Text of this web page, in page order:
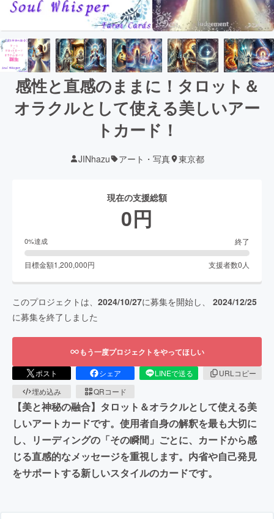
感性と直感のままに！タロット＆
オラクルとして使える美しいアー
トカード！
JINhazu アート・写真 東京都
現在の支援総額
0円
0%達成 終了
目標金額1,200,000円 支援者数0 人
このプロジェクトは、 2024/10/27に募集を開始し、 2024/12/25
に募集を終了しました
もう一度プロジェクトをやってほしい
ポスト シェア LINEで送る
URLコピー
埋め込み
QRコード
【美と神秘の融合】タロット＆オラクルとして使える美
しいアートカードです。使用者自身の解釈を最も大切に
し、リーディングの「その瞬間」ごとに、カードから感
じる直感的なメッセージを重視します。内省や自己発見
をサポートする新しいスタイルのカードです。